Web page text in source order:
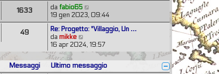
i
o
o
m
e
s
a
g
l
i
m
o
m
e
s
s
a
i
u
l
t
i
m
o
m
e
1633 da fabio65
e
d
l
t
i
m
19 gen 2023, 09:44
49
Re: Progetto: "Villaggio, Un …
damikke
e
d
i
u
16 apr 2024, 19:57
Messaggi Ultimo messaggio